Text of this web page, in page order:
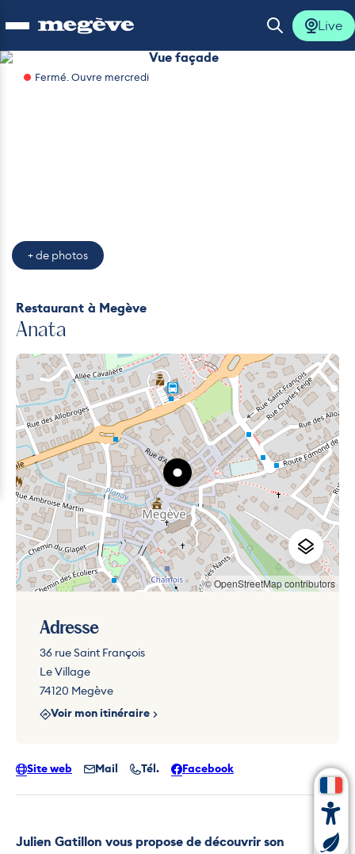
Ouvrir le menu Ouvrir la
Live
Restaurant à Megève
Anata
Vue façade
+ de photos
Fermé. Ouvre mercredi
Julien Gatillon vous propose de découvrir son
© OpenStreetMap contributors
Adresse
36 rue Saint François
Le Village
74120 Megève
Voir mon itinéraire
Site web Mail Tél. Facebook